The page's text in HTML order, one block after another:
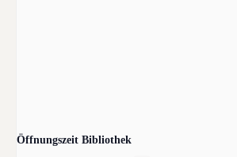
Öffnungszeit Bibliothek